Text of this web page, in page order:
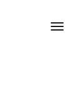
Toggle